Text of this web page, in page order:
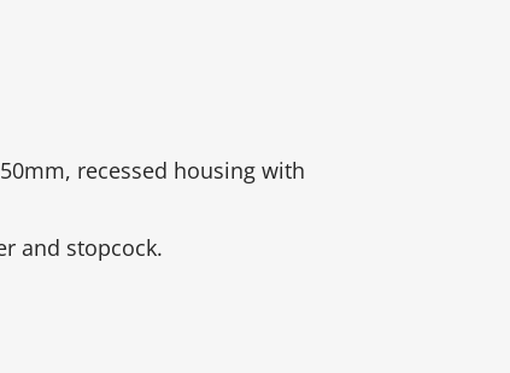
recessed housing with
and stopcock.